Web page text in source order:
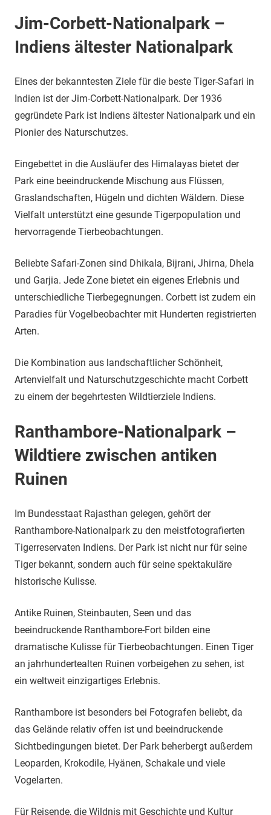
Jim-Corbett-Nationalpark –
Indiens ältester Nationalpark
Eines der bekanntesten Ziele für die beste Tiger-Safari in
Indien ist der Jim-Corbett-Nationalpark. Der 1936
gegründete Park ist Indiens ältester Nationalpark und ein
Pionier des Naturschutzes.
Eingebettet in die Ausläufer des Himalayas bietet der
Park eine beeindruckende Mischung aus Flüssen,
Graslandschaften, Hügeln und dichten Wäldern. Diese
Vielfalt unterstützt eine gesunde Tigerpopulation und
hervorragende Tierbeobachtungen.
Beliebte Safari-Zonen sind Dhikala, Bijrani, Jhirna, Dhela
und Garjia. Jede Zone bietet ein eigenes Erlebnis und
unterschiedliche Tierbegegnungen. Corbett ist zudem ein
Paradies für Vogelbeobachter mit Hunderten registrierten
Arten.
Die Kombination aus landschaftlicher Schönheit,
Artenvielfalt und Naturschutzgeschichte macht Corbett
zu einem der begehrtesten Wildtierziele Indiens.
Ranthambore-Nationalpark –
Wildtiere zwischen antiken
Ruinen
Im Bundesstaat Rajasthan gelegen, gehört der
Ranthambore-Nationalpark zu den meistfotografierten
Tigerreservaten Indiens. Der Park ist nicht nur für seine
Tiger bekannt, sondern auch für seine spektakuläre
historische Kulisse.
Antike Ruinen, Steinbauten, Seen und das
beeindruckende Ranthambore-Fort bilden eine
dramatische Kulisse für Tierbeobachtungen. Einen Tiger
an jahrhundertealten Ruinen vorbeigehen zu sehen, ist
ein weltweit einzigartiges Erlebnis.
Ranthambore ist besonders bei Fotografen beliebt, da
das Gelände relativ offen ist und beeindruckende
Sichtbedingungen bietet. Der Park beherbergt außerdem
Leoparden, Krokodile, Hyänen, Schakale und viele
Vogelarten.
Für Reisende, die Wildnis mit Geschichte und Kultur